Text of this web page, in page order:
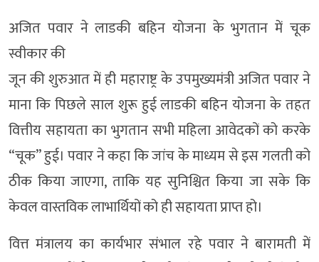
अजित पवार ने लाडकी बहिन योजना के भुगतान में चूक
स्वीकार की
जून की शुरुआत में ही महाराष्ट्र के उपमुख्यमंत्री अजित पवार ने
माना कि पिछले साल शुरू हुई लाडकी बहिन योजना के तहत
वित्तीय सहायता का भुगतान सभी महिला आवेदकों को करके
“चूक” हुई। पवार ने कहा कि जांच के माध्यम से इस गलती को
ठीक किया जाएगा, ताकि यह सुनिश्चित किया जा सके कि
केवल वास्तविक लाभार्थियों को ही सहायता प्राप्त हो।
वित्त मंत्रालय का कार्यभार संभाल रहे पवार ने बारामती में